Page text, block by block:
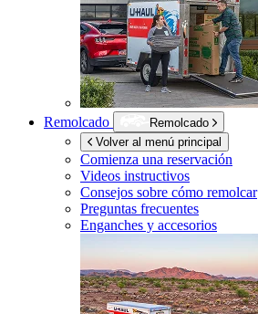
Remolcado
Remolcado
Volver al menú principal
Comienza una reservación
Videos instructivos
Consejos sobre cómo remolcar
Preguntas frecuentes
Enganches y accesorios